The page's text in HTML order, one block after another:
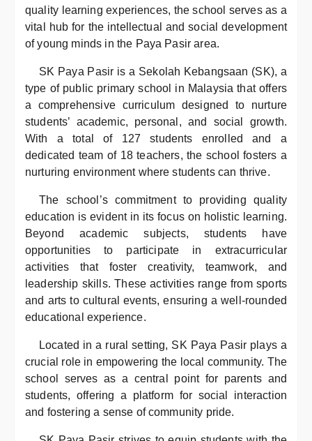
quality learning experiences, the school serves as a
vital hub for the intellectual and social development
of young minds in the Paya Pasir area.
SK Paya Pasir is a Sekolah Kebangsaan (SK), a
type of public primary school in Malaysia that offers
a comprehensive curriculum designed to nurture
students’ academic, personal, and social growth.
With a total of 127 students enrolled and a
dedicated team of 18 teachers, the school fosters a
nurturing environment where students can thrive.
The school’s commitment to providing quality
education is evident in its focus on holistic learning.
Beyond academic subjects, students have
opportunities to participate in extracurricular
activities that foster creativity, teamwork, and
leadership skills. These activities range from sports
and arts to cultural events, ensuring a well-rounded
educational experience.
Located in a rural setting, SK Paya Pasir plays a
crucial role in empowering the local community. The
school serves as a central point for parents and
students, offering a platform for social interaction
and fostering a sense of community pride.